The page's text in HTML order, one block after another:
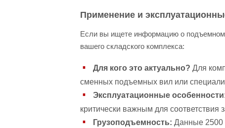
Применение и
Если вы ищете информацию о подъемном
вашего складского комплекса:
Для кого это актуально? Для
сменных подъемных вил или
Эксплуатационные
критически важным для соответствия
Грузоподъемность: Данные 2500